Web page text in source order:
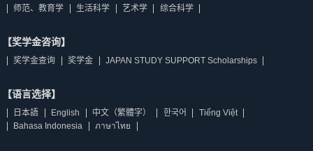
师范、教育学
生活科学 艺术学 综合科学
【奖学金咨询】
奖学金查询 奖学金 JAPAN STUDY SUPPORT Scholarships
【语言选择】
日本語 English 中文（繁體字） 한국어
Tiếng Việt
Bahasa Indonesia
ภาษาไทย